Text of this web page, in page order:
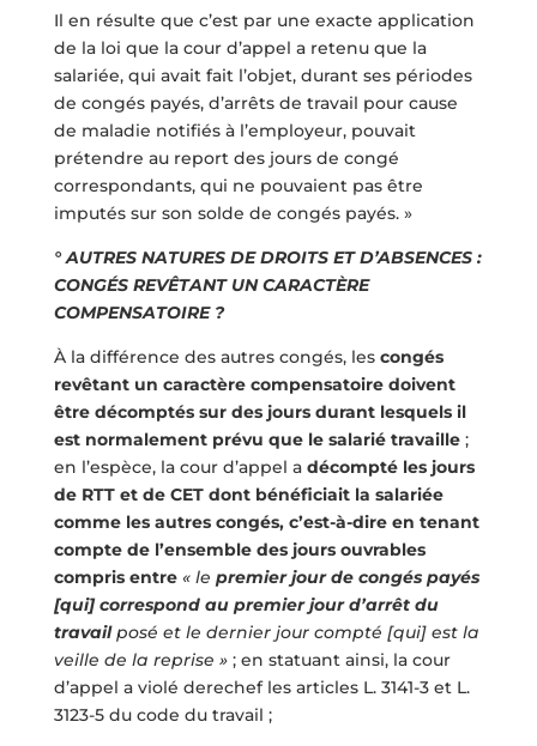
Il en résulte que c’est par une exacte application
de la loi que la cour d’appel a retenu que la
salariée, qui avait fait l’objet, durant ses périodes
de congés payés, d’arrêts de travail pour cause
de maladie notifiés à l’employeur, pouvait
prétendre au report des jours de congé
correspondants, qui ne pouvaient pas être
imputés sur son solde de congés payés. »
° AUTRES NATURES DE DROITS ET D’ABSENCES :
CONGÉS REVÊTANT UN CARACTÈRE
COMPENSATOIRE ?
À la différence des autres congés, les congés
revêtant un caractère compensatoire doivent
être décomptés sur des jours durant lesquels il
est normalement prévu que le salarié travaille;
en l’espèce, la cour d’appel a décompté les jours
de RTT et de CET dont bénéficiait la salariée
comme les autres congés, c’est-à-dire en tenant
compte de l’ensemble des jours ouvrables
compris entre « le premier jour de congés payés
[qui] correspond au premier jour d’arrêt du
travailposé et le dernier jour compté [qui] est la
veille de la reprise »; en statuant ainsi, la cour
d’appel a violé derechef les articles L. 3141-3 et L.
3123-5 du code du travail ;